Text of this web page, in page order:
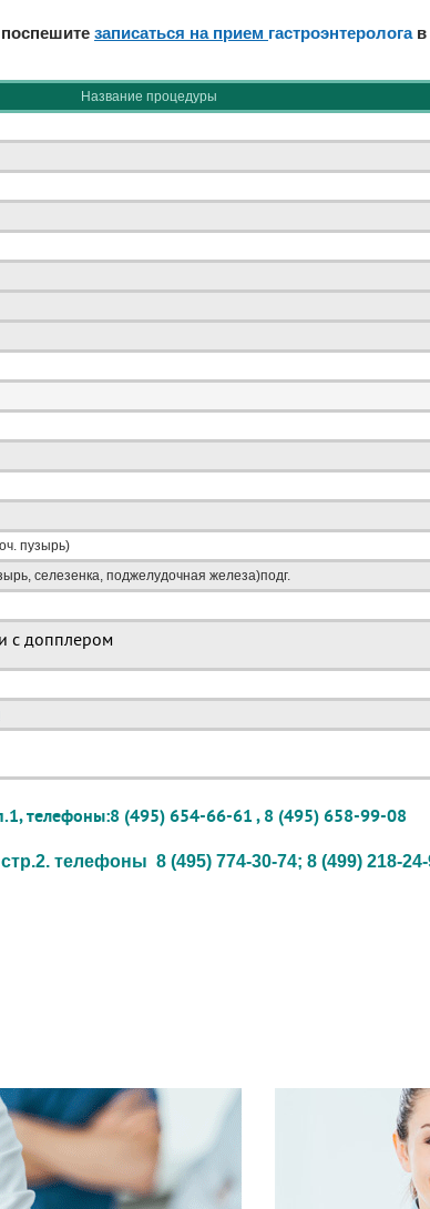
записаться на прием гастроэнтерологав
Название процедуры
пузырь)
селезенка, поджелудочная железа)подг.
с допплером
телефоны:8 (495) 654-66-61 , 8 (495) 658-99-08
телефоны 8 (495) 774-30-74; 8 (499) 218-